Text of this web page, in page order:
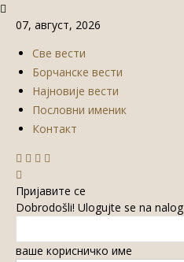
07, август, 2026
Све вести
Борчанске вести
Најновије вести
Пословни именик
Контакт
Пријавите се
Dobrodošli! Ulogujte se na nalog
ваше корисничко име